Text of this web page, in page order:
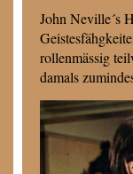
John Neville´s
rollenmässig
damals